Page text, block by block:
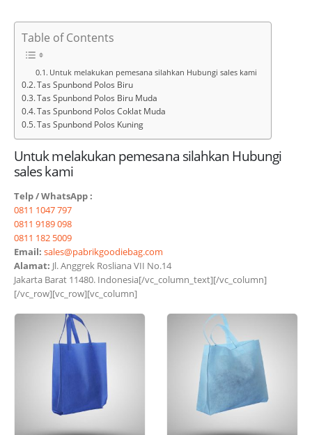
Table of Contents
Untuk melakukan pemesana silahkan Hubungi sales kami
Tas Spunbond Polos Biru
Tas Spunbond Polos Biru Muda
Tas Spunbond Polos Coklat Muda
Tas Spunbond Polos Kuning
Untuk melakukan pemesana silahkan Hubungi
sales kami
Telp / WhatsApp :
0811 1047 797
0811 9189 098
0811 182 5009
Email: sales@pabrikgoodiebag.com
Alamat: Jl. Anggrek Rosliana VII No.14
Jakarta Barat 11480. Indonesia[/vc_column_text][/vc_column]
[/vc_row][vc_row][vc_column]